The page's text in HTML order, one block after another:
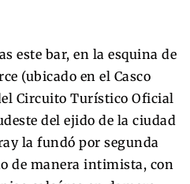
este bar, en la esquina de
(ubicado en el Casco
Circuito Turístico Oficial
del ejido de la ciudad
la fundó por segunda
de manera intimista, con